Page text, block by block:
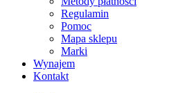
Regulamin
Pomoc
Mapa sklepu
Marki
Wynajem
Kontakt